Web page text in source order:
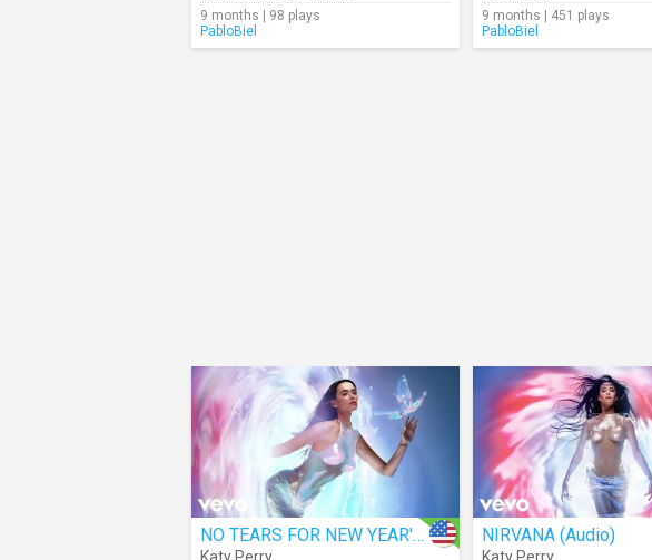
9 months | 98 plays
PabloBiel
9 months | 451 plays
PabloBiel
NO TEARS FOR NEW YEAR'S (Audio) NIRVANA (Audio)